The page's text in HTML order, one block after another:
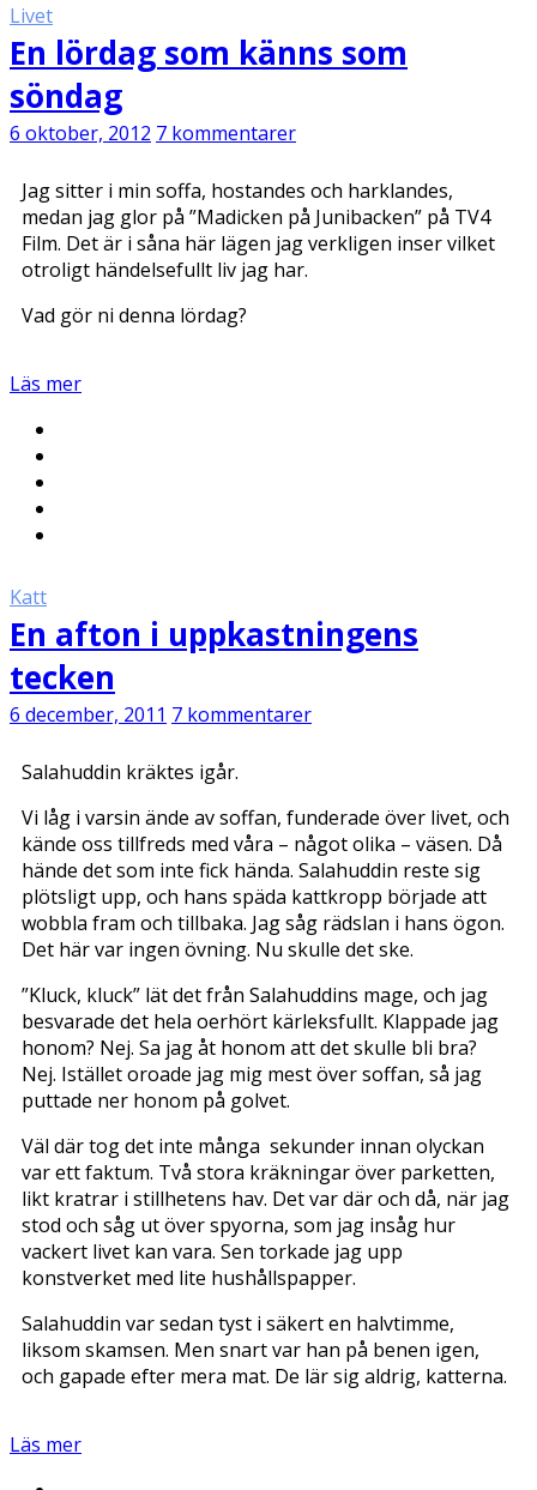
Livet
En lördag som känns som
söndag
6 oktober, 2012 7 kommentarer
Jag sitter i min soffa, hostandes och harklandes,
medan jag glor på ”Madicken på Junibacken” på TV4
Film. Det är i såna här lägen jag verkligen inser vilket
otroligt händelsefullt liv jag har.
Vad gör ni denna lördag?
Läs mer
Katt
En afton i uppkastningens
tecken
6 december, 2011 7 kommentarer
Salahuddin kräktes igår.
Vi låg i varsin ände av soffan, funderade över livet, och
kände oss tillfreds med våra – något olika – väsen. Då
hände det som inte fick hända. Salahuddin reste sig
plötsligt upp, och hans späda kattkropp började att
wobbla fram och tillbaka. Jag såg rädslan i hans ögon.
Det här var ingen övning. Nu skulle det ske.
”Kluck, kluck” lät det från Salahuddins mage, och jag
besvarade det hela oerhört kärleksfullt. Klappade jag
honom? Nej. Sa jag åt honom att det skulle bli bra?
Nej. Istället oroade jag mig mest över soffan, så jag
puttade ner honom på golvet.
Väl där tog det inte många sekunder innan olyckan
var ett faktum. Två stora kräkningar över parketten,
likt kratrar i stillhetens hav. Det var där och då, när jag
stod och såg ut över spyorna, som jag insåg hur
vackert livet kan vara. Sen torkade jag upp
konstverket med lite hushållspapper.
Salahuddin var sedan tyst i säkert en halvtimme,
liksom skamsen. Men snart var han på benen igen,
och gapade efter mera mat. De lär sig aldrig, katterna.
Läs mer